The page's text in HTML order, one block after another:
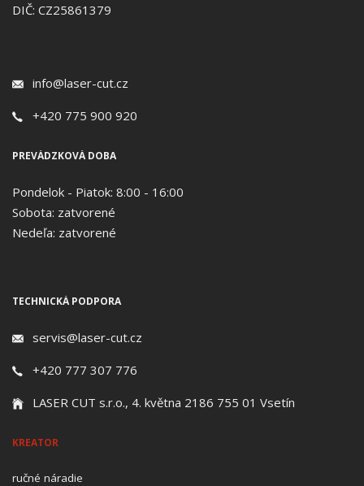
DIČ: CZ25861379
info@laser-cut.cz
+420 775 900 920
PREVÁDZKOVÁ DOBA
Pondelok - Piatok: 8:00 - 16:00
Sobota: zatvorené
Nedeľa: zatvorené
TECHNICKÁ PODPORA
servis@laser-cut.cz
+420 777 307 776
LASER CUT s.r.o., 4. května 2186 755 01 Vsetín
KREATOR
ručné náradie